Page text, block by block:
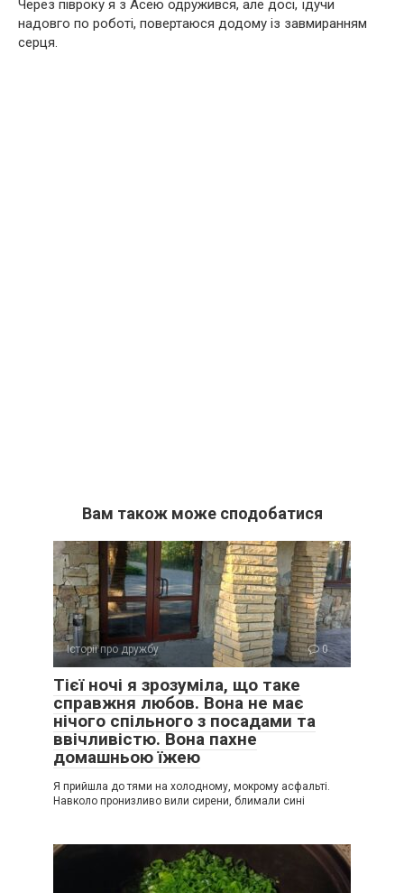
Через півроку я з Асею одружився, але досі, їдучи
надовго по роботі, повертаюся додому із завмиранням
серця.
Вам також може сподобатися
Історії про дружбу 0
Тієї ночі я зрозуміла, що таке
справжня любов. Вона не має
нічого спільного з посадами та
ввічливістю. Вона пахне
домашньою їжею
Я прийшла до тями на холодному, мокрому асфальті.
Навколо пронизливо вили сирени, блимали сині